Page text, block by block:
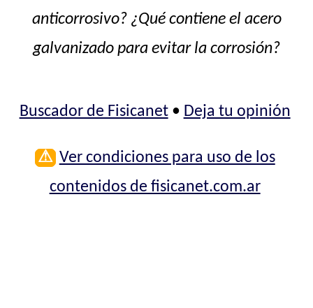
anticorrosivo? ¿Qué contiene el acero
galvanizado para evitar la corrosión?
Buscador de Fisicanet• Deja tu opinión
⚠ Ver condiciones para uso de los
contenidos de fisicanet.com.ar